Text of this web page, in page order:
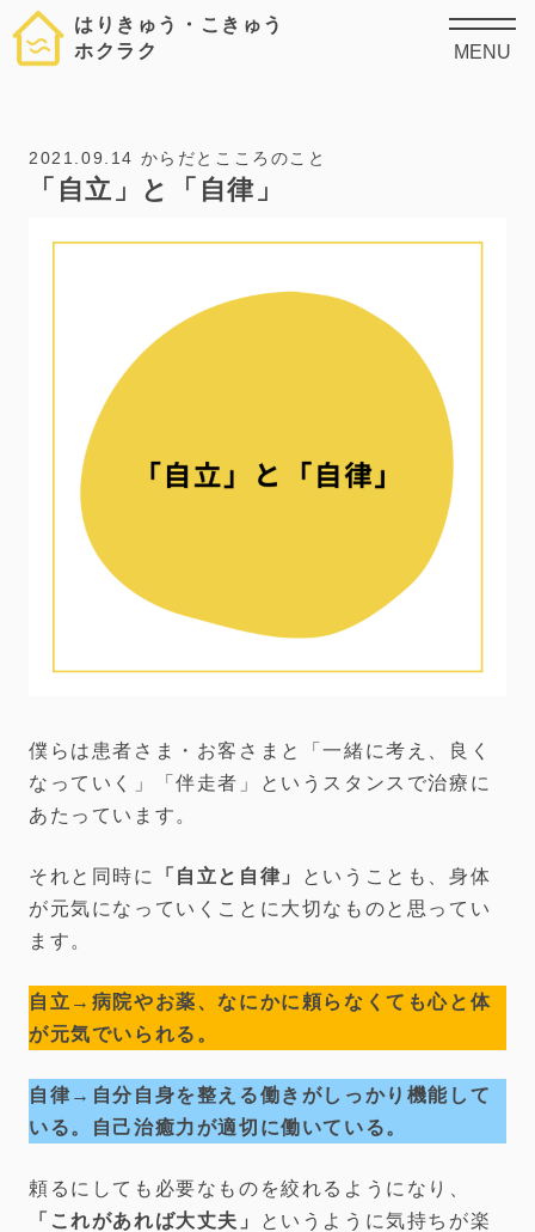
はりきゅう・こきゅう
ホクラク
MENU
2021.09.14 からだとこころのこと
「自立」と「自律」
僕らは患者さま・お客さまと「一緒に考え、良く
なっていく」「伴走者」というスタンスで治療に
あたっています。
それと同時に 「自立と自律」
ということも、身体
が元気になっていくことに大切なものと思ってい
ます。
自立→病院やお薬、なにかに頼らなくても心と体
が元気でいられる。
自律→自分自身を整える働きがしっかり機能して
いる。自己治癒力が適切に働いている。
頼るにしても必要なものを絞れるようになり、
「これがあれば大丈夫」
というように気持ちが楽